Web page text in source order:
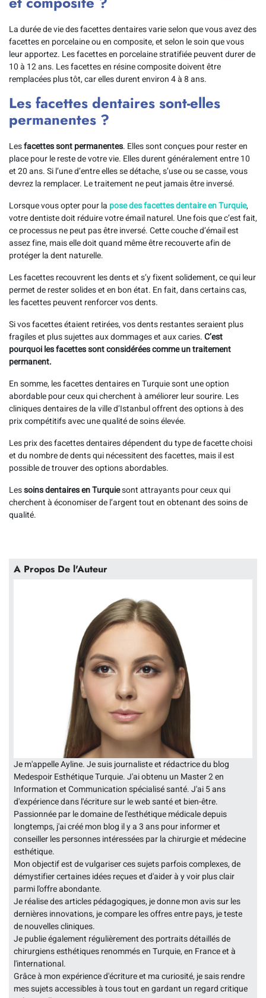
La durée de vie des facettes dentaires varie selon que vous avez des
facettes en porcelaine ou en composite, et selon le soin que vous
leur apportez. Les facettes en porcelaine stratifiée peuvent durer de
10 à 12 ans. Les facettes en résine composite doivent être
remplacées plus tôt, car elles durent environ 4 à 8 ans.
Les facettes dentaires sont-elles
permanentes ?
Lesfacettes sont permanentes. Elles sont conçues pour rester en
place pour le reste de votre vie. Elles durent généralement entre 10
et 20 ans. Si l’une d’entre elles se détache, s’use ou se casse, vous
devrez la remplacer. Le traitement ne peut jamais être inversé.
Lorsque vous opter pour la pose des facettes dentaire en Turquie,
votre dentiste doit réduire votre émail naturel. Une fois que c’est fait,
ce processus ne peut pas être inversé. Cette couche d’émail est
assez fine, mais elle doit quand même être recouverte afin de
protéger la dent naturelle.
Les facettes recouvrent les dents et s’y fixent solidement, ce qui leur
permet de rester solides et en bon état. En fait, dans certains cas,
les facettes peuvent renforcer vos dents.
Si vos facettes étaient retirées, vos dents restantes seraient plus
fragiles et plus sujettes aux dommages et aux caries.C’est
pourquoi les facettes sont considérées comme un traitement
permanent.
En somme, les facettes dentaires en Turquie sont une option
abordable pour ceux qui cherchent à améliorer leur sourire. Les
cliniques dentaires de la ville d’Istanbul offrent des options à des
prix compétitifs avec une qualité de soins élevée.
Les prix des facettes dentaires dépendent du type de facette choisi
et du nombre de dents qui nécessitent des facettes, mais il est
possible de trouver des options abordables.
Lessoins dentaires en Turquiesont attrayants pour ceux qui
cherchent à économiser de l’argent tout en obtenant des soins de
qualité.
A Propos De l'Auteur
Je m'appelle Ayline. Je suis journaliste et rédactrice du blog
Medespoir Esthétique Turquie. J'ai obtenu un Master 2 en
Information et Communication spécialisé santé. J'ai 5 ans
d'expérience dans l'écriture sur le web santé et bien-être.
Passionnée par le domaine de l'esthétique médicale depuis
longtemps, j'ai créé mon blog il y a 3 ans pour informer et
conseiller les personnes intéressées par la chirurgie et médecine
esthétique.
Mon objectif est de vulgariser ces sujets parfois complexes, de
démystifier certaines idées reçues et d'aider à y voir plus clair
parmi l'offre abondante.
Je réalise des articles pédagogiques, je donne mon avis sur les
dernières innovations, je compare les offres entre pays, je teste
de nouvelles cliniques.
Je publie également régulièrement des portraits détaillés de
chirurgiens esthétiques renommés en Turquie, en France et à
l'international.
Grâce à mon expérience d'écriture et ma curiosité, je sais rendre
mes sujets accessibles à tous tout en gardant un regard critique